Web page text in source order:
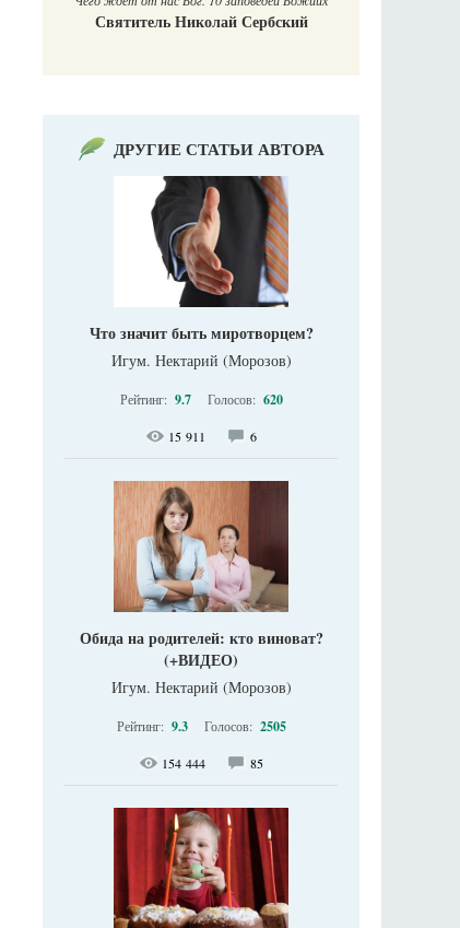
Святитель Николай Сербский
ДРУГИЕ СТАТЬИ АВТОРА
Что значит быть миротворцем?
Игум. Нектарий (Морозов)
Рейтинг: 9.7 Голосов: 620
15 911 6
Обида на родителей: кто виноват?
(+ВИДЕО)
Игум. Нектарий (Морозов)
Рейтинг: 9.3 Голосов: 2505
154 444 85